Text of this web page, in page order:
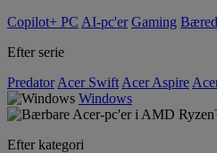
Copilot+ PC AI-pc'er Gaming
Efter serie
Predator Acer Swift Acer Aspire
Windows
Efter kategori